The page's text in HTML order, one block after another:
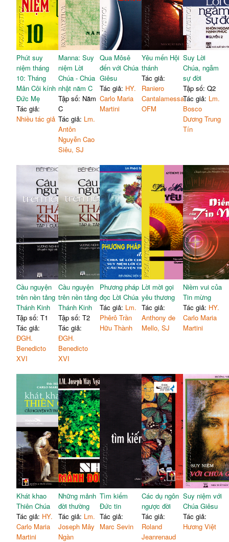
Phút suy
niệm tháng
10: Tháng
Mân Côi kính
Đức Mẹ
Tác giả:
Nhiều tác giả
Manna: Suy
niệm Lời
Chúa - Chúa
nhật năm C
Tập số: Năm
C
Tác giả: Lm.
Antôn
Nguyễn Cao
Siêu, SJ
Qua Môsê
đến với Chúa
Giêsu
Tác giả: HY.
Carlo Maria
Martini
Yêu mến Hội
thánh
Tác giả:
Raniero
Cantalamessa,
OFM
Suy Lời
Chúa, ngẫm
sự đời
Tập số: Q2
Tác giả: Lm.
Bosco
Dương Trung
Tín
Cầu nguyện
trên nền tảng
Thánh Kinh
Tập số: T1
Tác giả:
ĐGH.
Benedicto
XVI
Cầu nguyện
trên nền tảng
Thánh Kinh
Tập số: T2
Tác giả:
ĐGH.
Benedicto
XVI
Phương pháp
đọc Lời Chúa
Tác giả: Lm.
Phêrô Trần
Hữu Thành
Lời mời gọi
yêu thương
Tác giả:
Anthony de
Mello, SJ
Niềm vui của
Tin mừng
Tác giả: HY.
Carlo Maria
Martini
Khát khao
Thiên Chúa
Tác giả: HY.
Carlo Maria
Martini
Những mảnh
đời thường
Tác giả: Lm.
Joseph Mây
Ngàn
Tìm kiếm
Đức tin
Tác giả:
Marc Sevin
Các dụ ngôn
ngược đời
Tác giả:
Roland
Jeanrenaud
Suy niệm với
Chúa Giêsu
Tác giả:
Hương Việt